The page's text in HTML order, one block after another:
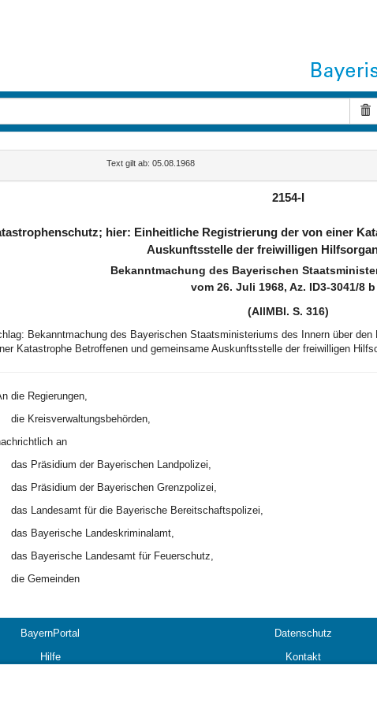
Text gilt ab: 05.08.1968
2154-I
hier: Einheitliche Registrierung der von einer
Auskunftsstelle der freiwilligen
Bekanntmachung des Bayerischen
vom 26. Juli 1968, Az. ID3-3041/8
(AllMBl. S. 316)
Bekanntmachung des Bayerischen Staatsministeriums des Innern über
Katastrophe Betroffenen und gemeinsame Auskunftsstelle der freiwilligen
die Regierungen,
die Kreisverwaltungsbehörden,
an
das Präsidium der Bayerischen Landpolizei,
das Präsidium der Bayerischen Grenzpolizei,
das Landesamt für die Bayerische Bereitschaftspolizei,
das Bayerische Landeskriminalamt,
das Bayerische Landesamt für Feuerschutz,
die Gemeinden
BayernPortal Datenschutz
Hilfe Kontakt